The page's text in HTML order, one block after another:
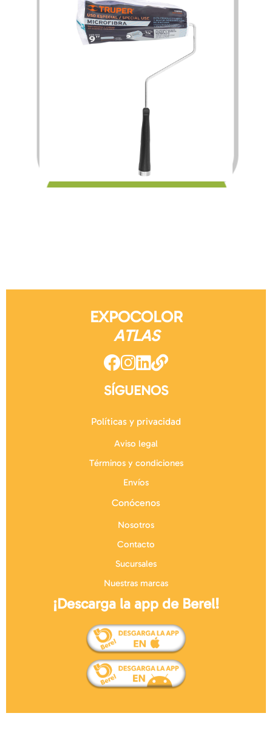
70.00
EXPOCOLOR
ATLAS
SÍGUENOS
Políticas y privacidad
Aviso legal
Términos y condiciones
Envíos
Conócenos
Nosotros
Contacto
Sucursales
Nuestras marcas
¡Descarga la app de Berel!